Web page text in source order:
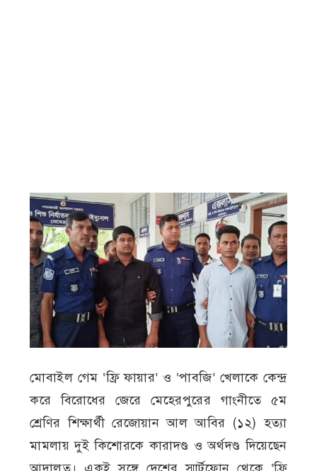
মোবাইল গেম ‘ফ্রি ফায়ার’ ও ‘পাবজি’ খেলাকে কেন্দ্র
করে বিরোধের জেরে মেহেরপুরের গাংনীতে ৫ম
শ্রেণির শিক্ষার্থী রেজোয়ান আল আবির (১২) হত্যা
মামলায় দুই কিশোরকে কারাদণ্ড ও অর্থদণ্ড দিয়েছেন